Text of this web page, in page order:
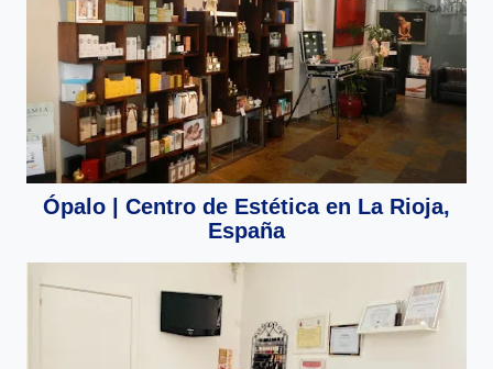
Ópalo | Centro de Estética en La Rioja,
España